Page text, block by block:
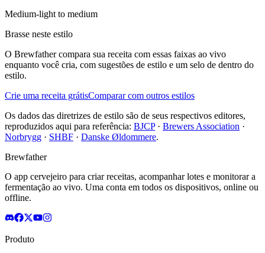
Medium-light to medium
Brasse neste estilo
O Brewfather compara sua receita com essas faixas ao vivo
enquanto você cria, com sugestões de estilo e um selo de dentro do
estilo.
Crie uma receita grátisComparar com outros estilos
Os dados das diretrizes de estilo são de seus respectivos editores,
reproduzidos aqui para referência: BJCP· Brewers Association ·
Norbrygg · SHBF · Danske Øldommere.
Brewfather
O app cervejeiro para criar receitas, acompanhar lotes e monitorar a
fermentação ao vivo. Uma conta em todos os dispositivos, online ou
offline.
Produto